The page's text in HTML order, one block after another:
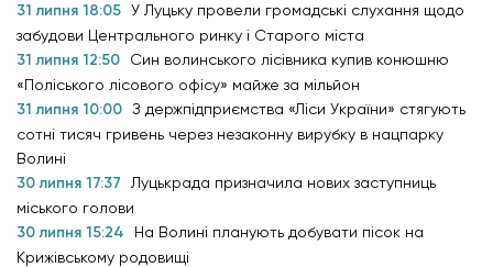
31 липня 18:05 У Луцьку провели громадські слухання щодо
забудови Центрального ринку і Старого міста
31 липня 12:50
Син волинського лісівника купив конюшню
«Поліського лісового офісу» майже за мільйон
31 липня 10:00 З держпідприємства «Ліси України» стягують
сотні тисяч гривень через незаконну вирубку в нацпарку
Волині
30 липня 17:37
Луцькрада призначила нових заступниць
міського голови
30 липня 15:24
На Волині планують добувати пісок на
Крижівському родовищі